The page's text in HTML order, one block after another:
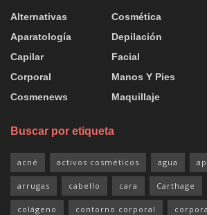
Alternativas
Aparatología
Capilar
Corporal
Cosmenews
Cosmética
Depilación
Facial
Manos Y Pies
Maquillaje
Buscar por etiqueta
acné activos cosméticos agua
arrugas cabello cara Carthage
colágeno contorno corporal